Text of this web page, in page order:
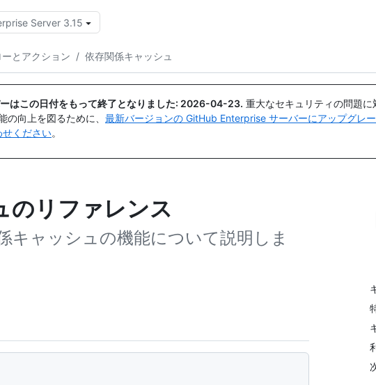
Server 3.15
とアクション / 依存関係キャッシュ
はこの日付をもって終了となりました: 2026-04-23. 重大なセキュリティの問題
向上を図るために、 最新バージョンの GitHub Enterprise サーバーにアップグレ
ください。
のリファレンス
キャッシュの機能について説明しま